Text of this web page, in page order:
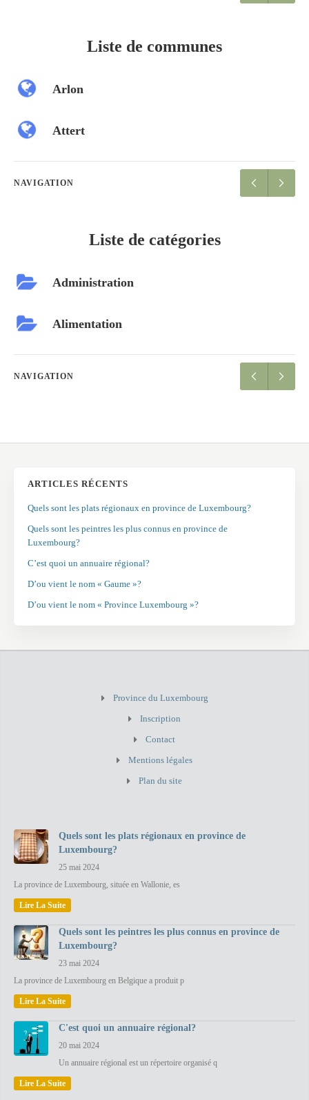
Liste de communes
Arlon
Attert
NAVIGATION
Liste de catégories
Administration
Alimentation
NAVIGATION
ARTICLES RÉCENTS
Quels sont les plats régionaux en province de Luxembourg?
Quels sont les peintres les plus connus en province de
Luxembourg?
C’est quoi un annuaire régional?
D’ou vient le nom « Gaume »?
D’ou vient le nom « Province Luxembourg »?
Province du Luxembourg
Inscription
Contact
Mentions légales
Plan du site
Quels sont les plats régionaux en province de
Luxembourg?
25 mai 2024
La province de Luxembourg, située en Wallonie, es
Lire La Suite
Quels sont les peintres les plus connus en province de
Luxembourg?
23 mai 2024
La province de Luxembourg en Belgique a produit p
Lire La Suite
C'est quoi un annuaire régional?
20 mai 2024
Un annuaire régional est un répertoire organisé q
Lire La Suite